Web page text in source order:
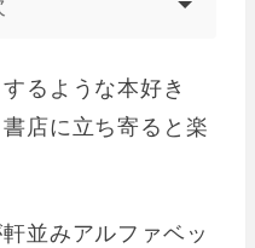
るような本好き
店に立ち寄ると楽
並みアルファベッ